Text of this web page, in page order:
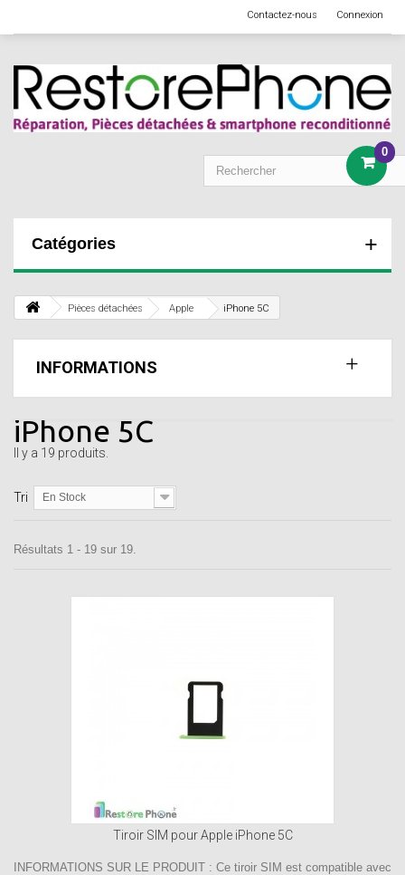
Connexion
Contactez-nous
0
Catégories
Pièces détachées Apple iPhone 5C
INFORMATIONS
iPhone 5C
Il y a 19 produits.
Tri En Stock
Résultats 1 - 19 sur 19.
Tiroir SIM pour Apple iPhone 5C
INFORMATIONS SUR LE PRODUIT : Ce tiroir SIM est compatible avec